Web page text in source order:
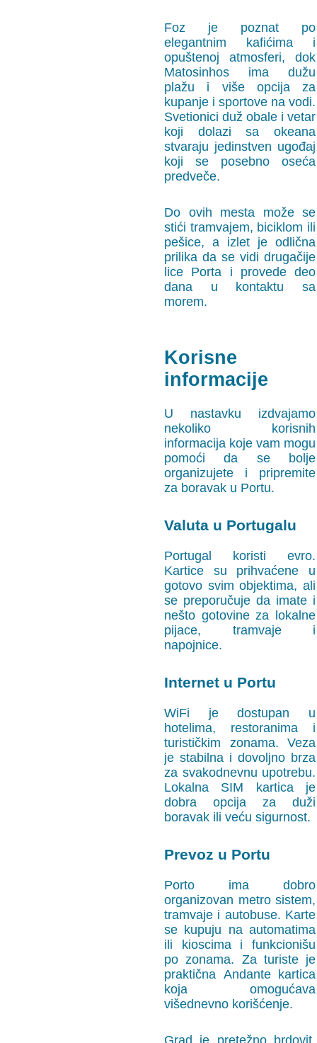
Foz je poznat po
elegantnim kafićima i
opuštenoj atmosferi, dok
Matosinhos ima dužu
plažu i više opcija za
kupanje i sportove na vodi.
Svetionici duž obale i vetar
koji dolazi sa okeana
stvaraju jedinstven ugođaj
koji se posebno oseća
predveče.
Do ovih mesta može se
stići tramvajem, biciklom ili
pešice, a izlet je odlična
prilika da se vidi drugačije
lice Porta i provede deo
dana u kontaktu sa
morem.
Korisne
informacije
U nastavku izdvajamo
nekoliko korisnih
informacija koje vam mogu
pomoći da se bolje
organizujete i pripremite
za boravak u Portu.
Valuta u Portugalu
Portugal koristi evro.
Kartice su prihvaćene u
gotovo svim objektima, ali
se preporučuje da imate i
nešto gotovine za lokalne
pijace, tramvaje i
napojnice.
Internet u Portu
WiFi je dostupan u
hotelima, restoranima i
turističkim zonama. Veza
je stabilna i dovoljno brza
za svakodnevnu upotrebu.
Lokalna SIM kartica je
dobra opcija za duži
boravak ili veću sigurnost.
Prevoz u Portu
Porto ima dobro
organizovan metro sistem,
tramvaje i autobuse. Karte
se kupuju na automatima
ili kioscima i funkcionišu
po zonama. Za turiste je
praktična Andante kartica
koja omogućava
višednevno korišćenje.